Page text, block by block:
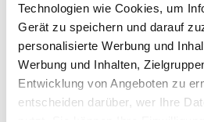
Technologien wie Cookies, um
Gerät zu speichern und darauf
personalisierte Werbung und
Werbung und Inhalten,
Entwicklung von Angeboten zu
entscheiden darüber, wer Ihre
Kommentar
Autor:*